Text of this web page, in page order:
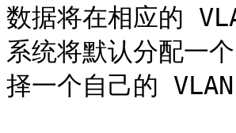
数据将在相应的
系统将默认分配一
择一个自己的